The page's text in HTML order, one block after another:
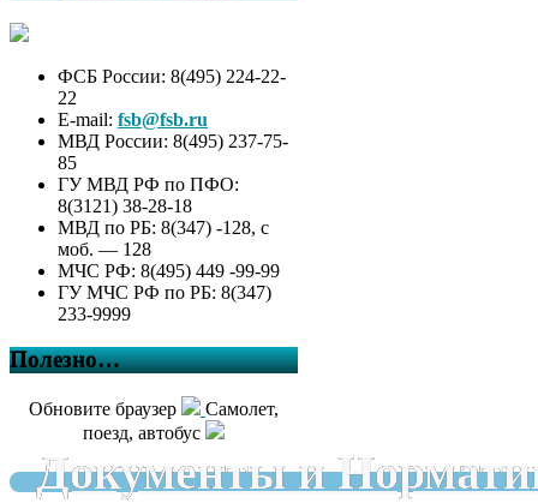
ФСБ России: 8(495) 224-22-
22
E-mail: fsb@fsb.ru
МВД России: 8(495) 237-75-
85
ГУ МВД РФ по ПФО:
8(3121) 38-28-18
МВД по РБ: 8(347) -128, с
моб. — 128
МЧС РФ: 8(495) 449 -99-99
ГУ МЧС РФ по РБ: 8(347)
233-9999
Полезно…
Обновите браузер
Самолет,
поезд, автобус
Документы и